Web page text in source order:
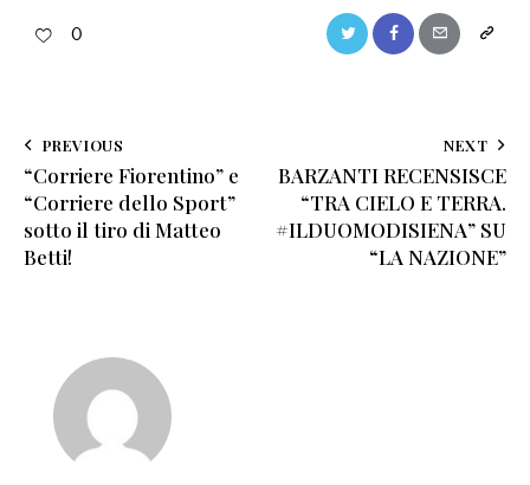
0
PREVIOUS
“Corriere Fiorentino” e
“Corriere dello Sport”
sotto il tiro di Matteo
Betti!
NEXT
BARZANTI RECENSISCE
“TRA CIELO E TERRA.
#ILDUOMODISIENA” SU
“LA NAZIONE”